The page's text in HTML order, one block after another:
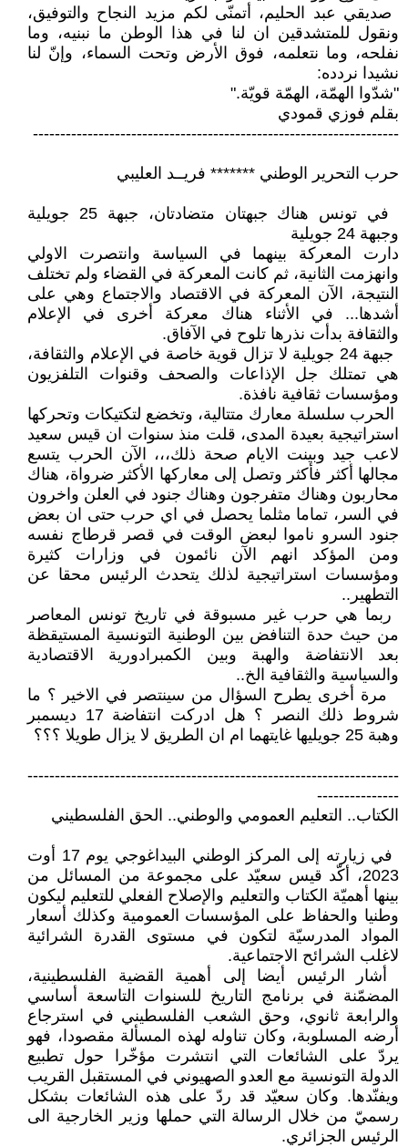
‏ صديقي عبد الحليم، أتمنّى لكم مزيد ‏النجاح والتوفيق،
ونقول للمتشدقين ان لنا ‏في هذا الوطن ما نبنيه، وما
نفلحه، وما ‏نتعلمه، فوق الأرض وتحت السماء، وإنّ ‏لنا
نشيدا نردده‎ :‎
‎"‎شدّوا الهمّة، الهمّة قويّة‎".‎
بقلم فوزي قمودي
-------------------------------------------------------------------
حرب التحرير الوطني ******* فريــد العليبي
‏ في تونس هناك جبهتان متضادتان، ‏جبهة 25 جويلية
وجبهة 24 جويلية‎
دارت المعركة بينهما في السياسة ‏وانتصرت الاولي
وانهزمت الثانية، ثم ‏كانت المعركة في القضاء ولم تختلف
‏النتيجة، الآن المعركة في الاقتصاد ‏والاجتماع وهي على
أشدها... في الأثناء ‏هناك معركة أخرى في الإعلام
والثقافة ‏بدأت نذرها تلوح في الآفاق‎ .‎
‏ جبهة 24 جويلية لا تزال قوية خاصة ‏في الإعلام والثقافة،
هي تمتلك جل ‏الإذاعات والصحف وقنوات التلفزيون
‏ومؤسسات ثقافية نافذة‎.‎
‏ الحرب سلسلة معارك متتالية، وتخضع ‏لتكتيكات وتحركها
استراتيجية بعيدة ‏المدى، قلت منذ سنوات ان قيس سعيد
‏لاعب جيد وبينت الايام صحة ذلك،،، ‏الآن الحرب يتسع
مجالها أكثر فأكثر ‏وتصل إلى معاركها الأكثر ضرواة، هناك
‏محاربون وهناك متفرجون وهناك جنود ‏في العلن واخرون
في السر، تماما مثلما ‏يحصل في اي حرب حتى ان بعض
جنود ‏السرو ناموا لبعض الوقت في قصر ‏قرطاج نفسه
ومن المؤكد انهم الآن ‏نائمون في وزارات كثيرة
ومؤسسات ‏استراتيجية لذلك يتحدث الرئيس محقا عن
‏التطهير‎..‎
‏ ربما هي حرب غير مسبوقة في تاريخ ‏تونس المعاصر
من حيث حدة التنافض ‏بين الوطنية التونسية المستيقظة
بعد ‏الانتفاضة والهبة وبين الكمبرادورية ‏الاقتصادية
والسياسية والثقافية الخ..‏
‎ ‎‏ مرة أخرى يطرح السؤال من سينتصر ‏في الاخير ؟ ما
شروط ذلك النصر ؟ هل ‏ادركت انتفاضة 17 ديسمبر
وهبة 25 ‏جويليها غايتهما ام ان الطريق لا يزال ‏طويلا ؟؟؟
‏--------------------------------------------------------------------
---------------‏
الكتاب.. التعليم العمومي والوطني.. الحق الفلسطيني‏
‏ في زيارته إلى المركز الوطني ‏البيداغوجي يوم 17 أوت
2023، أكّد ‏قيس سعيّد على مجموعة من المسائل من
‏بينها أهميّة الكتاب والتعليم والإصلاح ‏الفعلي للتعليم ليكون
وطنيا والحفاظ على ‏المؤسسات العمومية وكذلك أسعار
المواد ‏المدرسيّة لتكون في مستوى القدرة ‏الشرائية
لاغلب الشرائح الاجتماعية‎.‎
‏ أشار الرئيس أيضا إلى أهمية القضية ‏الفلسطينية،
المضمّنة في برنامج التاريخ ‏للسنوات التاسعة أساسي
والرابعة ثانوي، ‏وحق الشعب الفلسطيني في استرجاع
‏أرضه المسلوبة، وكان تناوله لهذه المسألة ‏مقصودا، فهو
يردّ على الشائعات التي ‏انتشرت مؤخّرا حول تطبيع
الدولة ‏التونسية مع العدو الصهيوني في المستقبل ‏القريب
ويفنّدها. وكان سعيّد قد ردّ على ‏هذه الشائعات بشكل
رسميّ من خلال ‏الرسالة التي حملها وزير الخارجية الى
‏الرئيس الجزائري‎.‎